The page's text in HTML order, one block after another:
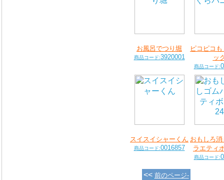
お風呂でつり堀
商品コード:3920001
ピコピコ
ッ
商品コード:
スイスイシャーくん
商品コード:0016857
おもしろ
ラエティ
商品コード:
<< 前のページ-